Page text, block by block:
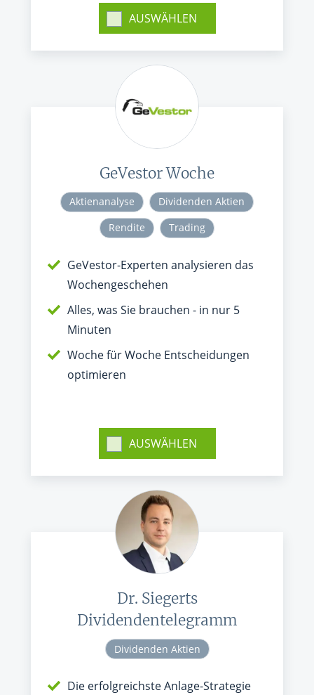
AUSWÄHLEN
GeVestor Woche
Aktienanalyse
Dividenden Aktien
Rendite
Trading
GeVestor-Experten analysieren das
Wochengeschehen
Alles, was Sie brauchen - in nur 5
Minuten
Woche für Woche Entscheidungen
optimieren
AUSWÄHLEN
Dr. Siegerts
Dividendentelegramm
Dividenden Aktien
Die erfolgreichste Anlage-Strategie